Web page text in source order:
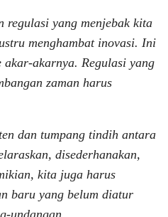
regulasi yang menjebak kita
menghambat inovasi. Ini
akarnya. Regulasi yang
zaman harus
dan tumpang tindih antara
disederhanakan,
kita juga harus
baru yang belum diatur